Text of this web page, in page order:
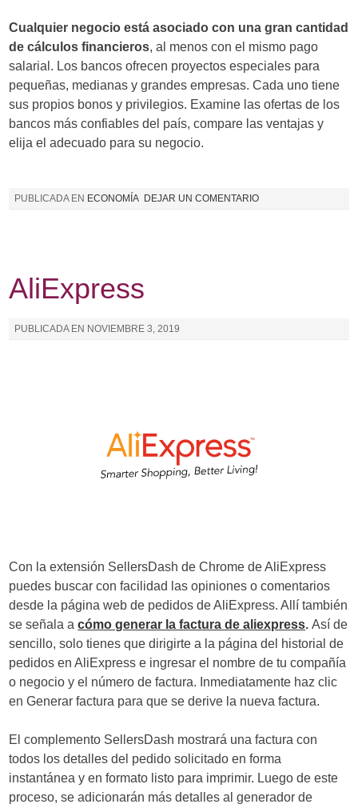
Cualquier negocio está asociado con una gran cantidad
de cálculos financieros, al menos con el mismo pago
salarial. Los bancos ofrecen proyectos especiales para
pequeñas, medianas y grandes empresas. Cada uno tiene
sus propios bonos y privilegios. Examine las ofertas de los
bancos más confiables del país, compare las ventajas y
elija el adecuado para su negocio.
PUBLICADA EN ECONOMÍA DEJAR UN COMENTARIO
AliExpress
PUBLICADA EN NOVIEMBRE 3, 2019
Con la extensión SellersDash de Chrome de AliExpress
puedes buscar con facilidad las opiniones o comentarios
desde la página web de pedidos de AliExpress. Allí también
se señala acómo generar la factura de aliexpress.Así de
sencillo, solo tienes que dirigirte a la página del historial de
pedidos en AliExpress e ingresar el nombre de tu compañía
o negocio y el número de factura. Inmediatamente haz clic
en Generar factura para que se derive la nueva factura.
El complemento SellersDash mostrará una factura con
todos los detalles del pedido solicitado en forma
instantánea y en formato listo para imprimir. Luego de este
proceso, se adicionarán más detalles al generador de